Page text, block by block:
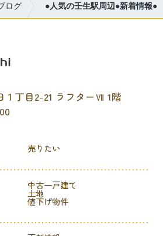
ログ ●人気の壬生駅周辺●新着情報●
１丁目2-21 ラフターⅦ 1階
売りたい
中古一戸建て
土地
値下げ物件